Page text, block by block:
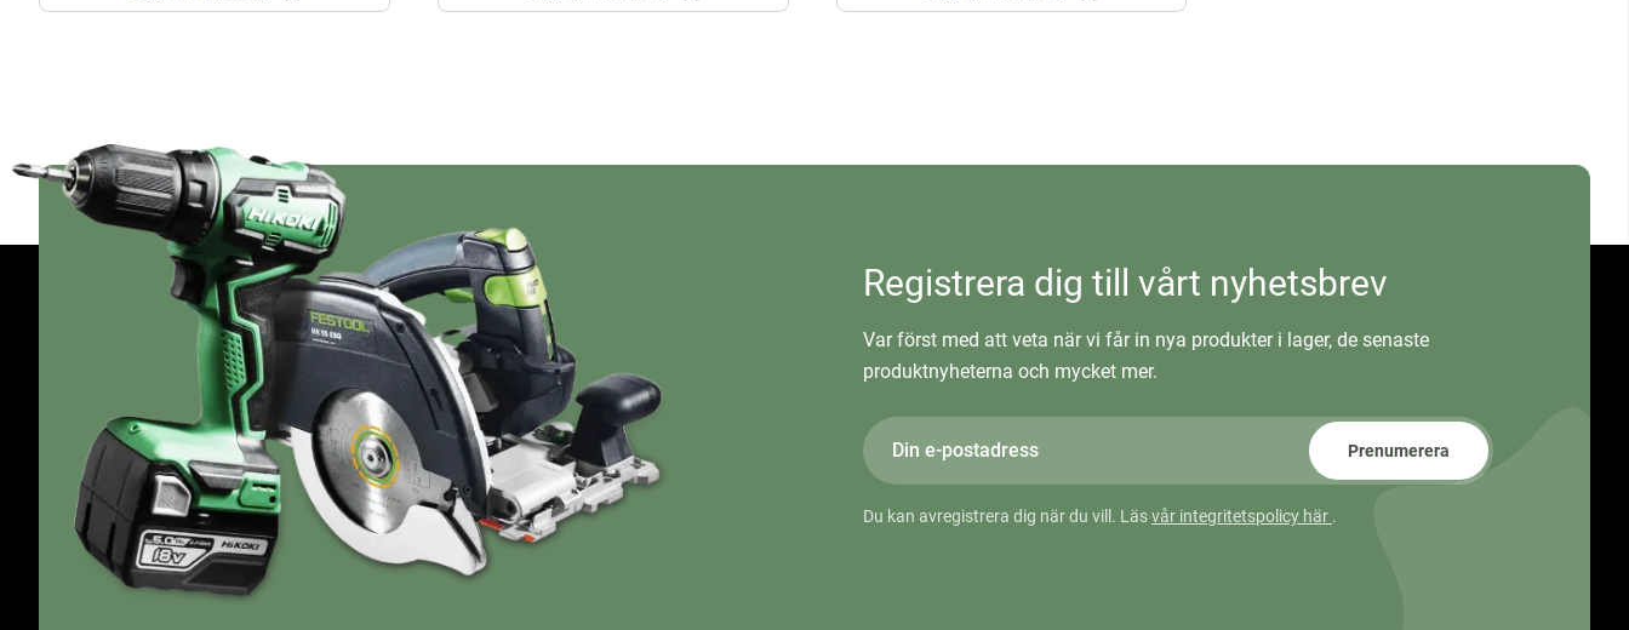
Registrera dig till vårt nyhetsbrev
Var först med att veta när vi får in nya produkter i lager, de senaste
produktnyheterna och mycket mer.
Prenumerera
Du kan avregistrera dig när du vill. Läsvår integritetspolicy här .